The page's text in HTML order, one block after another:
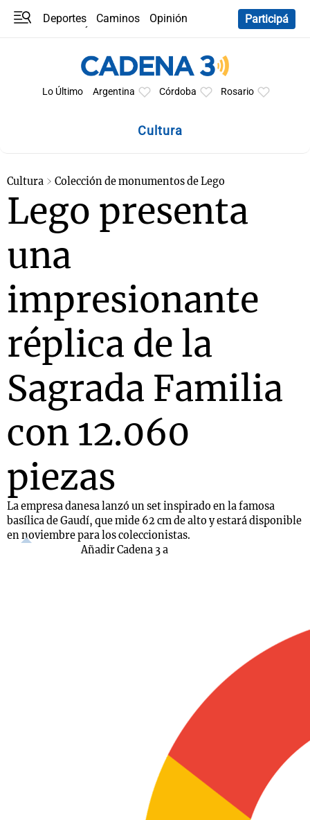
Deportes Caminos
Opinión
Participá
Lo Último Argentina Córdoba Rosario
Cultura
Cultura Colección de monumentos de Lego
Lego presenta
una
impresionante
réplica de la
Sagrada Familia
con 12.060
piezas
La empresa danesa lanzó un set inspirado en la famosa
basílica de Gaudí, que mide 62 cm de alto y estará disponible
en noviembre para los coleccionistas.
Añadir Cadena 3 a
Notas
La Sole en